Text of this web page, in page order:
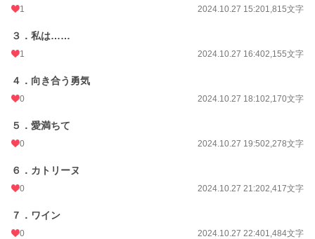
夫婦生活への不満をぶちまけた。それを聞いたグラムエルはバーバラを心配して
翌日、夫婦生活の改善のためにと二人の家に加えられたのは、新たな同居人で
小説
恋愛 66,347 位 / 66,347 件
お気に入り
24h.ポイント 0 pt
文字数
更新日時
1 2024.10.27 15:201,815文字
３．私は……
1 2024.10.27 16:402,155文字
４．向き合う勇気
0 2024.10.27 18:102,170文字
５．愛満ちて
0 2024.10.27 19:502,278文字
６．カトリーヌ
0 2024.10.27 21:202,417文字
７．ワイン
0 2024.10.27 22:401,484文字